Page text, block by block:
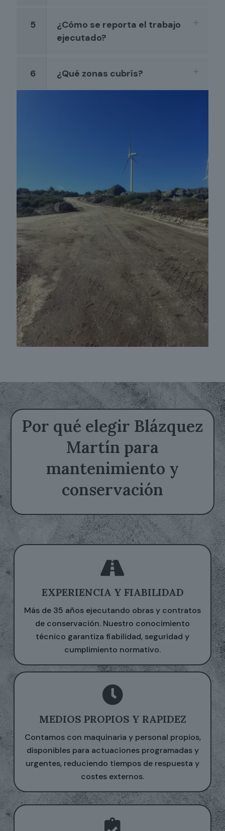
5
¿Cómo se reporta el trabajo
ejecutado?
6 ¿Qué zonas cubrís?
Por qué elegir Blázquez
Martín para
mantenimiento y
conservación
EXPERIENCIA Y FIABILIDAD
Más de 35 años ejecutando obras y contratos
de conservación. Nuestro conocimiento
técnico garantiza fiabilidad, seguridad y
cumplimiento normativo.
MEDIOS PROPIOS Y RAPIDEZ
Contamos con maquinaria y personal propios,
disponibles para actuaciones programadas y
urgentes, reduciendo tiempos de respuesta y
costes externos.